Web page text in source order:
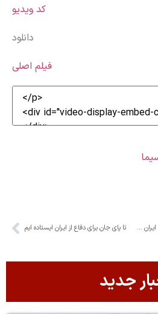
کد ویدیو
دانلود
فیلم اصلی
مردمان آزاد اندیش درسراسرجهان با ایران همدلی می کنند تا پای جان برای دفاع از ایران ایستاده ایم
جدید